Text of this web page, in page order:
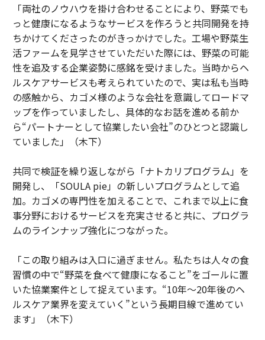
「両社のノウハウを掛け合わせることにより、野菜でも
っと健康になるようなサービスを作ろうと共同開発を持
ちかけてくださったのがきっかけでした。工場や野菜生
活ファームを見学させていただいた際には、野菜の可能
性を追及する企業姿勢に感銘を受けました。当時からヘ
ルスケアサービスも考えられていたので、実は私も当時
の感触から、カゴメ様のような会社を意識してロードマ
ップを作っていましたし、具体的なお話を進める前か
ら“パートナーとして協業したい会社”のひとつと認識し
ていました」（木下）
共同で検証を繰り返しながら「ナトカリプログラム」を
開発し、「SOULA pie」の新しいプログラムとして追
加。カゴメの専門性を加えることで、これまで以上に食
事分野におけるサービスを充実させると共に、プログラ
ムのラインナップ強化につながった。
「この取り組みは入口に過ぎません。私たちは人々の食
習慣の中で“野菜を食べて健康になること”をゴールに置
いた協業案件として捉えています。“10年～20年後のヘ
ルスケア業界を変えていく”という長期目線で進めてい
ます」（木下）